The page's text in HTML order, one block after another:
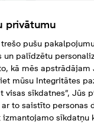
privātumu
pušu
un palīdzētu
kā mēs apstrādājam
mūsu Integritātes
visas sīkdatnes”, Jūs
to saistīto personas
sīkdatņu